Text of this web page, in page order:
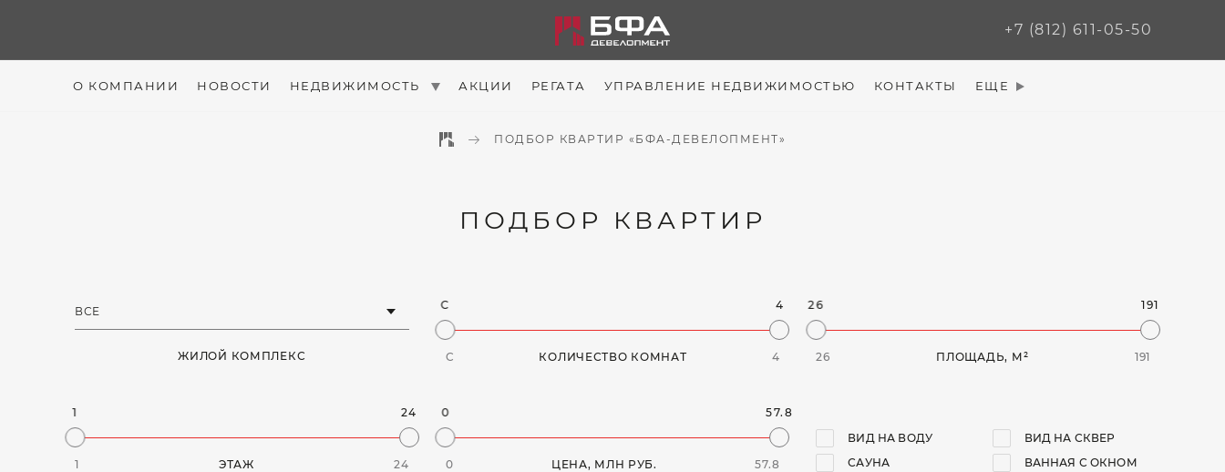
+7 (812) 611-05-50
О КОМПАНИИ НОВОСТИ НЕДВИЖИМОСТЬ АКЦИИ РЕГАТА УПРАВЛЕНИЕ НЕДВИЖИМОСТЬЮ КОНТАКТЫ ЕЩЕ
ПОДБОР КВАРТИР «БФА-ДЕВЕЛОПМЕНТ»
ПОДБОР КВАРТИР
ЖИЛОЙ КОМПЛЕКС
C 4
C КОЛИЧЕСТВО КОМНАТ 4
26 191
26 ПЛОЩАДЬ, М² 191
1 24
1 ЭТАЖ 24
0 57.8
0 ЦЕНА, МЛН РУБ. 57.8
ВИД НА ВОДУ
ВИД НА СКВЕР
САУНА
ВАННАЯ С ОКНОМ